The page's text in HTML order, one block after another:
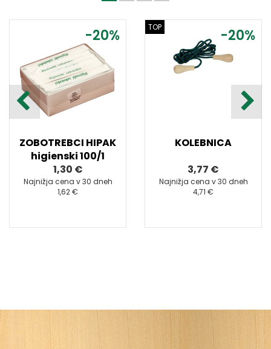
-20%
ZOBOTREBCI HIPAK
higienski 100/1
1,30 €
Najnižja cena v 30 dneh
1,62 €
-20%
TOP
KOLEBNICA
3,77 €
Najnižja cena v 30 dneh
4,71 €